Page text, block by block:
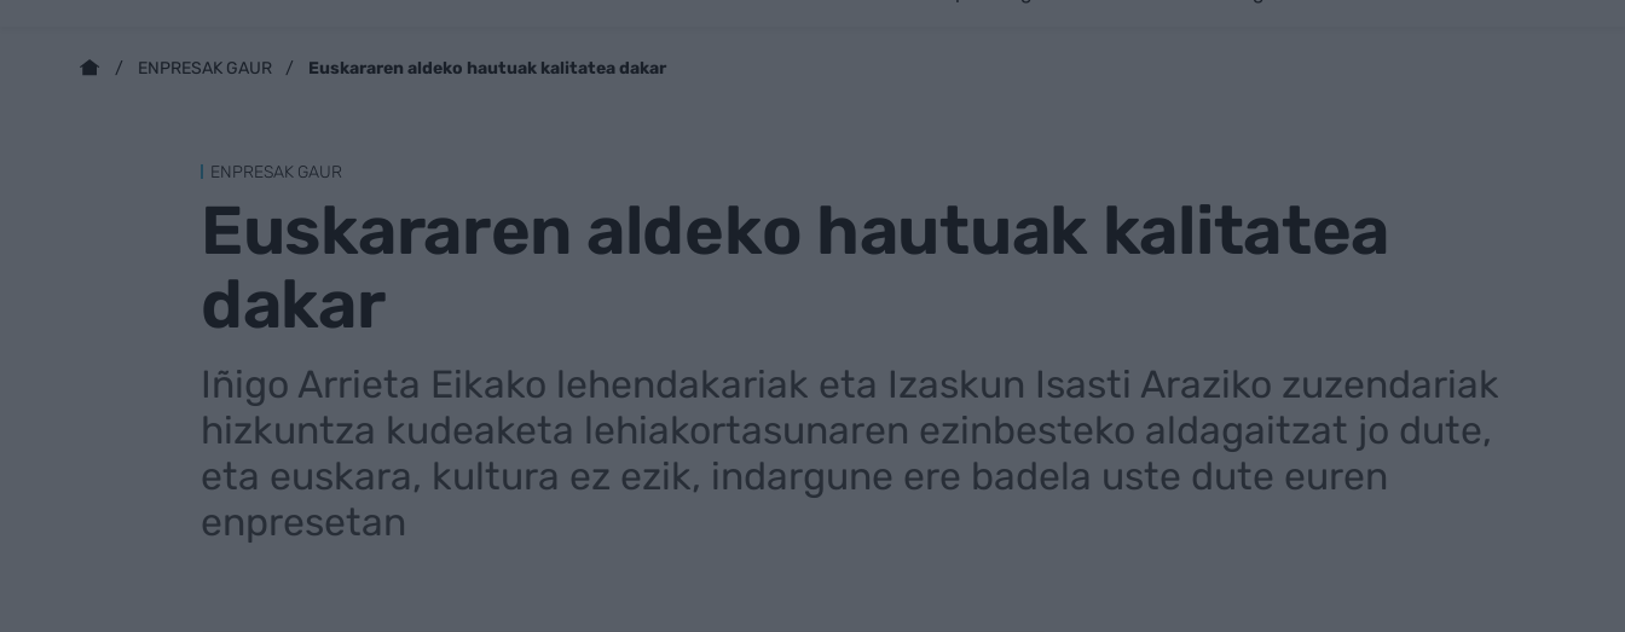
ENPRESAK GAUR Euskararen aldeko hautuak kalitatea dakar
ENPRESAK GAUR
Euskararen aldeko hautuak kalitatea
dakar
Iñigo Arrieta Eikako lehendakariak eta Izaskun Isasti Araziko zuzendariak
hizkuntza kudeaketa lehiakortasunaren ezinbesteko aldagaitzat jo dute,
eta euskara, kultura ez ezik, indargune ere badela uste dute euren
enpresetan